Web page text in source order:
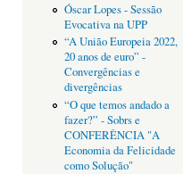
Óscar Lopes - Sessão
Evocativa na UPP
“A União Europeia 2022,
20 anos de euro” -
Convergências e
divergências
“O que temos andado a
fazer?” - Sobrs e
CONFERÊNCIA "A
Economia da Felicidade
como Solução"